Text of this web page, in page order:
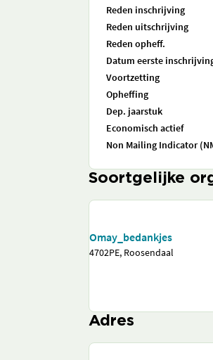
Reden inschrijving
Reden uitschrijving
Reden opheff.
Datum eerste
Voortzetting
Opheffing
Dep. jaarstuk
Economisch actief
Non Mailing Indicator
Soortgelijke
Omay_bedankjes
4702PE, Roosendaal
Adres